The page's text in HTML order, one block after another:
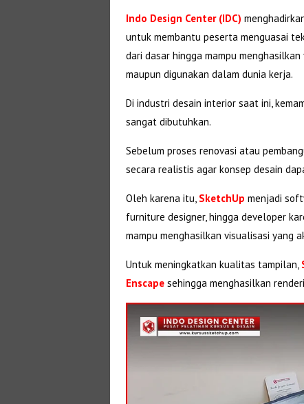
Indo Design Center (IDC)
untuk membantu peserta menguasai
dari dasar hingga mampu
maupun digunakan dalam dunia kerja.
Di industri desain interior saat ini,
sangat dibutuhkan.
Sebelum proses renovasi atau
secara realistis agar konsep desain
Oleh karena itu, SketchUp menjadi
furniture designer, hingga developer
mampu menghasilkan visualisasi yang
Untuk meningkatkan kualitas tampilan,
Enscapesehingga menghasilkan